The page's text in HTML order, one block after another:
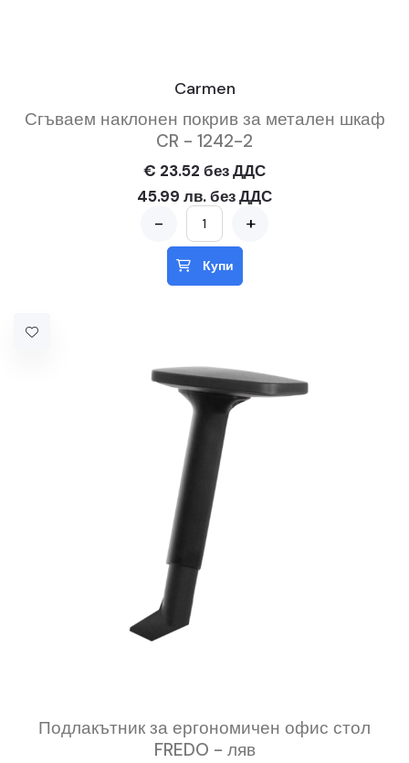
Carmen
Сгъваем наклонен покрив за метален шкаф
CR - 1242-2
€ 23.52 без ДДС
45.99 лв. без ДДС
- +
Купи
Подлакътник за ергономичен офис стол
FREDO - ляв